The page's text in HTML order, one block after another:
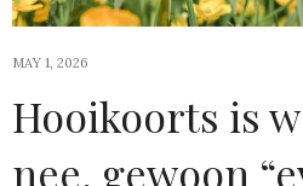
MAY 1, 2026
Hooikoorts is
nee, gewoon